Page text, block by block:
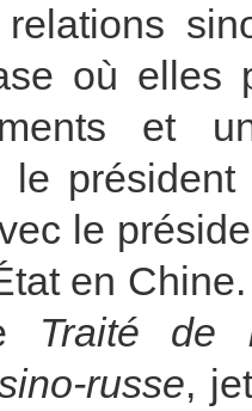
où elles
et
le
le
en
Traité de
russe,